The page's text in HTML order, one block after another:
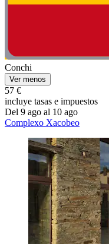
Conchi
Ver menos
57 €
incluye tasas e impuestos
Del 9 ago al 10 ago
Complexo Xacobeo